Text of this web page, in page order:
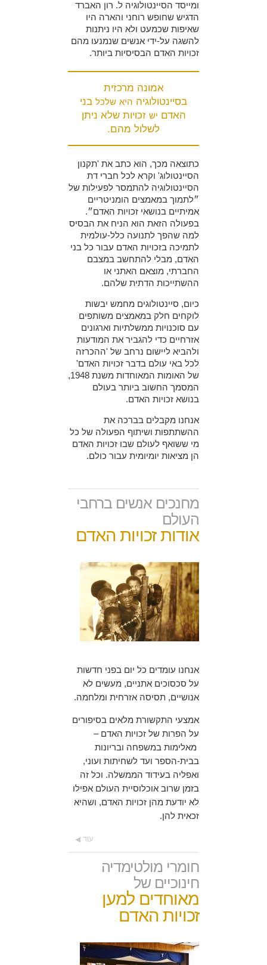
ומייסד הסיינטולוגיה ל. רון האברד
הדגיש שחופש רוחני והארה היו
שאיפות שכמעט ולא היו ניתנות
להשגה על-ידי אנשים שנמנעו מהם
זכויות האדם הבסיסיות ביותר.
אמונה מרכזית
בסיינטולוגיה היא שלכל בני
האדם יש זכויות שלא ניתן
לשלול מהם.
כתוצאה מכך, הוא כתב את 'תקנון
הסיינטולוג' וקרא לכל חברי דת
הסיינטולוגיה להתמסר לפעילות של
״לתמוך במאמצים הומניטריים
אמיתיים בנושאי זכויות האדם״.
בפעולה הזאת הוא הניח את הבסיס
למה שהפך לתנועה כלל-עולמית
לתמיכה בזכויות האדם עבור כל בני
האדם, מבלי להתחשב במצבם
החברתי, מוצאם האתני או
ההשתייכות הדתית שלהם.
כיום, סיינטולוגים מחמש יבשות
לוקחים חלק במאמצים משותפים
עם סוכנויות ממשלתיות וארגונים
אזרחיים כדי להגביר את המודעות
ולהביא ליישום נרחב של 'ההכרזה
לכל באי עולם בדבר זכויות האדם'
של האומות המאוחדות משנת 1948,
המסמך החשוב ביותר בעולם
בנושא זכויות האדם.
אנחנו מקבלים בברכה את
ההשתתפות ושיתוף הפעולה של כל
מי ששואף לעולם שבו זכויות האדם
הן מציאות יומיומית עבור כולם.
מחנכים אנשים ברחבי
העולם
אודות זכויות האדם
אנחנו עומדים כל יום בפני חדשות
על סכסוכים אתניים, מעשים לא
אנושיים, תסיסה אזרחית ומלחמה.
אמצעי התקשורת מלאים בסיפורים
על הפרות של זכויות האדם –
מאלימות במשפחה ובריונות
בבית-הספר ועד לשחיתות ועוני,
ואפליה בעידוד הממשלה. וכל זה
בזמן שרוב אוכלוסיית העולם אפילו
לא יודעת מהן זכויות האדם, ושהיא
זכאית להן.
עוד
חומרי מולטימדיה
חינוכיים של
מאוחדים למען
זכויות האדם